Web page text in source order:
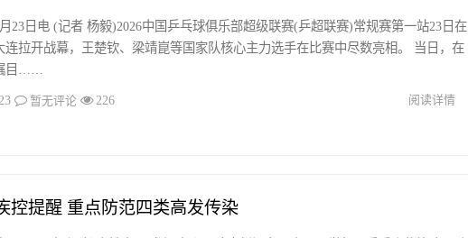
23日电 (记者 杨毅)2026中国乒乓球俱乐部超级联赛(乒超联赛)常规赛第一站23日在
连拉开战幕，王楚钦、梁靖崑等国家队核心主力选手在比赛中尽数亮相。 当日，在
目……
暂无评论 226 阅读详情
控提醒 重点防范四类高发传染